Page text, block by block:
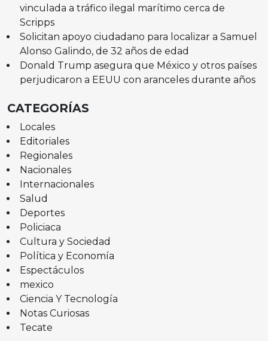
vinculada a tráfico ilegal marítimo cerca de
Scripps
Solicitan apoyo ciudadano para localizar a Samuel
Alonso Galindo, de 32 años de edad
Donald Trump asegura que México y otros países
perjudicaron a EEUU con aranceles durante años
CATEGORÍAS
Locales
Editoriales
Regionales
Nacionales
Internacionales
Salud
Deportes
Policiaca
Cultura y Sociedad
Política y Economía
Espectáculos
mexico
Ciencia Y Tecnología
Notas Curiosas
Tecate